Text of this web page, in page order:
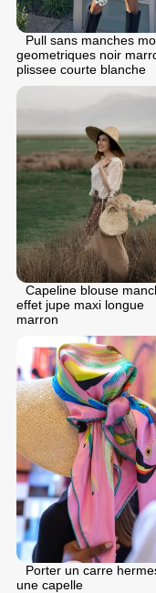
Pull sans manches
geometriques noir
plissee courte blanche
Capeline blouse
effet jupe maxi longue
marron
Porter un carre
une capelle